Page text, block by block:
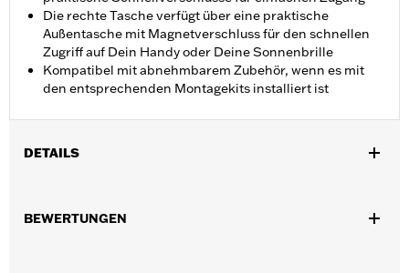
Die rechte Tasche verfügt über eine praktische
Außentasche mit Magnetverschluss für den schnellen
Zugriff auf Dein Handy oder Deine Sonnenbrille
Kompatibel mit abnehmbarem Zubehör, wenn es mit
den entsprechenden Montagekits installiert ist
DETAILS
originaler seitlicher Kennzeichenhalterung erfordern das
BEWERTUNGEN